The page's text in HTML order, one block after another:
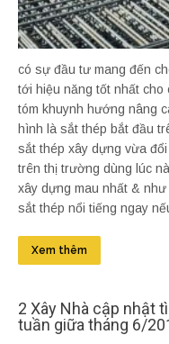
có sự đầu tư mang đến
tới hiệu năng tốt nhất
tóm khuynh hướng nâng
hình là sắt thép bắt đầu
sắt thép xây dựng vừa
trên thị trường dùng lúc
xây dựng mau nhất &
sắt thép nổi tiếng ngay
Xem thêm
2 Xây Nhà cập nhật
tuần giữa tháng 6/